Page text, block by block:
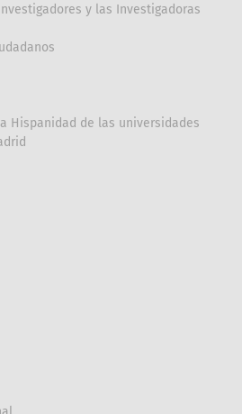
y las Investigadoras
Hispanidad de las universidades